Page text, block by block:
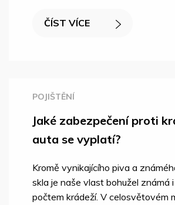
ČÍST VÍCE
POJIŠTĚNÍ
Jaké zabezpečení proti
auta se vyplatí?
Kromě vynikajícího piva a
skla je naše vlast bohužel známá
počtem krádeží. V celosvětovém